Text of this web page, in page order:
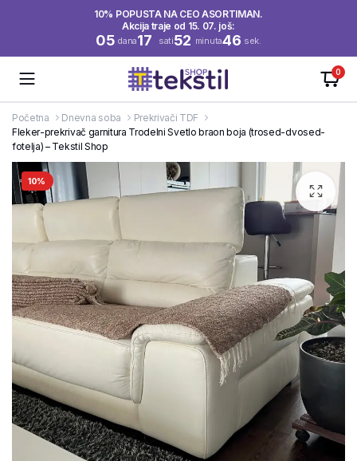
10% POPUSTA NA CEO ASORTIMAN.
Akcija traje od 15. 07. još:
05 dana17 sati52 minuta46 sek.
0
Početna Dnevna soba
Prekrivači TDF
Fleker-prekrivač garnitura Trodelni Svetlo braon boja (trosed-dvosed-
fotelja) – Tekstil Shop
10%